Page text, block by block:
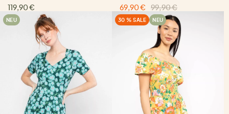
119,90 €
69,90 €
99,90 €
NEU 30 % SALE NEU